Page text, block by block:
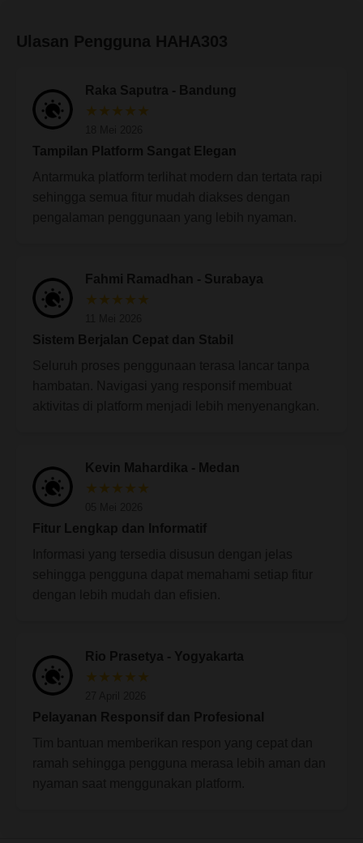
Ulasan Pengguna HAHA303
Raka Saputra - Bandung
★★★★★
Tampilan Platform Sangat Elegan
Fahmi Ramadhan - Surabaya
★★★★★
Sistem Berjalan Cepat dan Stabil
Kevin Mahardika - Medan
★★★★★
Fitur Lengkap dan Informatif
Rio Prasetya - Yogyakarta
★★★★★
Pelayanan Responsif dan Profesional